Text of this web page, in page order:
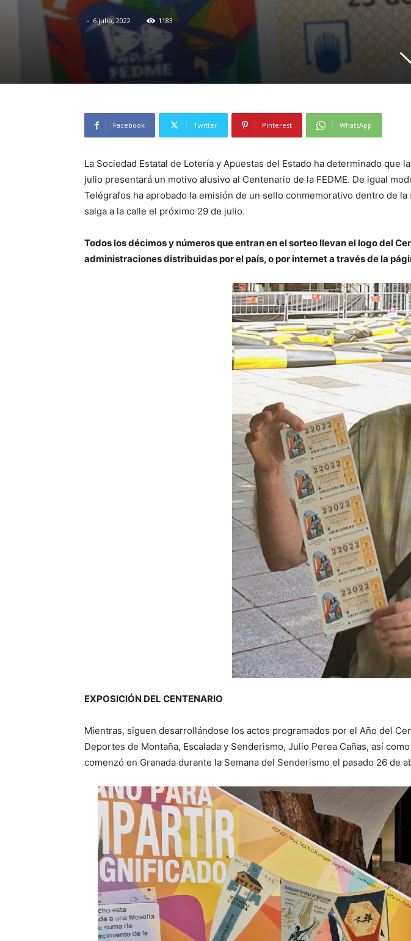
- 6 julio, 2022 1183
Facebook Twitter Pinterest WhatsApp
La Sociedad Estatal de Lotería y Apuestas del Estado ha determinado
julio presentará un motivo alusivo al Centenario de la FEDME. De igual
Telégrafos ha aprobado la emisión de un sello conmemorativo dentro de
salga a la calle el próximo 29 de julio.
Todos los décimos y números que entran en el sorteo llevan el logo del
administraciones distribuidas por el país, o por internet a través de la
EXPOSICIÓN DEL CENTENARIO
Mientras, siguen desarrollándose los actos programados por el Año del
Deportes de Montaña, Escalada y Senderismo, Julio Perea Cañas, así
comenzó en Granada durante la Semana del Senderismo el pasado 26 de